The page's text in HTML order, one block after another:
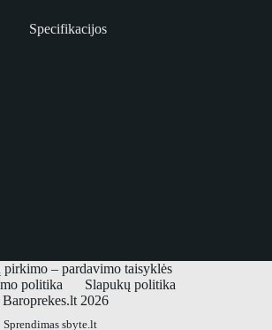
Specifikacijos
pirkimo – pardavimo taisyklės
politika
Slapukų politika
2026
Sprendimas sbyte.lt